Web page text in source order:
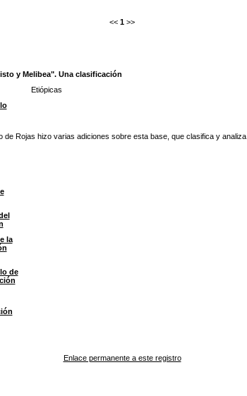
<< 1 >>
y Melibea". Una clasificación
Etiópicas
Rojas hizo varias adiciones sobre esta base, que clasifica y analiza.
la
de
Enlace permanente a este registro